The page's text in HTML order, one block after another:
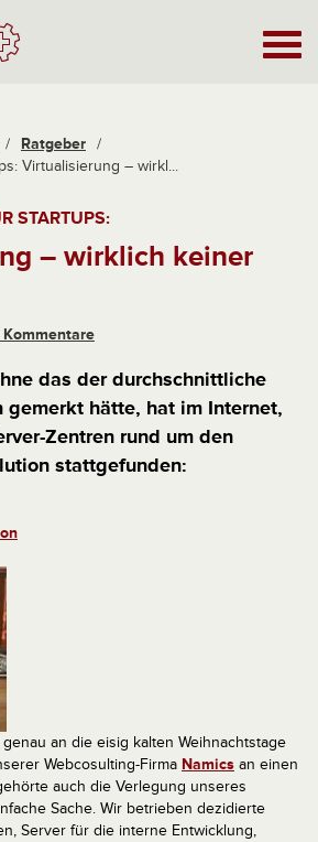
/ Ratgeber /
Virtualisierung – wirkl...
STARTUPS:
– wirklich keiner
Kommentare
das der durchschnittliche
gemerkt hätte, hat im Internet,
Zentren rund um den
stattgefunden:
an die eisig kalten Weihnachtstage
Webcosulting-Firma Namics an einen
auch die Verlegung unseres
Sache. Wir betrieben dezidierte
Server für die interne Entwicklung,